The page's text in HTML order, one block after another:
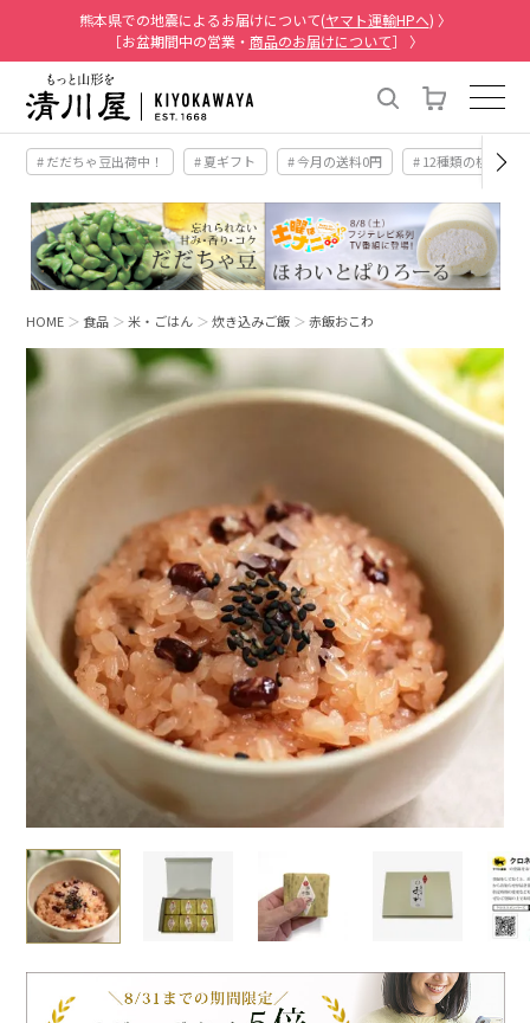
熊本県での地震によるお届けについて(ヤマト運輸HPへ) 〉
［お盆期間中の営業・ 商品のお届けについて］ 〉
# だだちゃ豆出荷中！ # 夏ギフト # 今月の送料0円 # 12種類の桃
HOME 食品 米・ごはん 炊き込みご飯 赤飯おこわ